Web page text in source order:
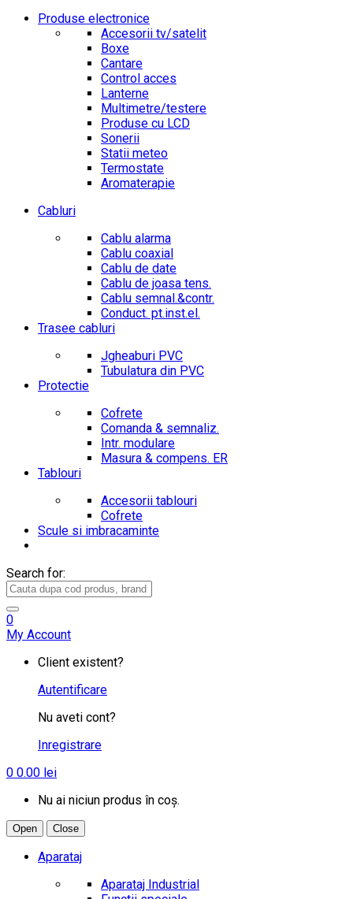
Produse electronice
Accesorii tv/satelit
Boxe
Cantare
Control acces
Lanterne
Multimetre/testere
Produse cu LCD
Sonerii
Statii meteo
Termostate
Aromaterapie
Cabluri
Cablu alarma
Cablu coaxial
Cablu de date
Cablu de joasa tens.
Cablu semnal.&contr.
Conduct. pt.inst.el.
Trasee cabluri
Jgheaburi PVC
Tubulatura din PVC
Protectie
Cofrete
Comanda & semnaliz.
Intr. modulare
Masura & compens. ER
Tablouri
Accesorii tablouri
Cofrete
Scule si imbracaminte
Search for:
0
My Account
Client existent?
Autentificare
Nu aveti cont?
Inregistrare
0 0.00 lei
Nu ai niciun produs în coș.
Open Close
Aparataj
Aparataj Industrial